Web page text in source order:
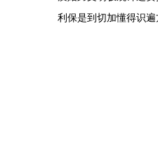
利保是到切加懂得识遍